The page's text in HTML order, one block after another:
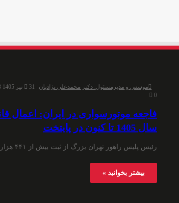
موسس و مدیرمسئول: دکتر محمدعلی نژادیان
31 تیر 1405 17:23
0
سال 1405 تا کنون در پایتخت
رئیس پلیس راهور تهران بزرگ از ثبت بیش از ۴۴۱ هزار فقره تخلف موتورسیکلت‌سواران از ابتدای سال جاری تا کنون…
بیشتر بخوانید »